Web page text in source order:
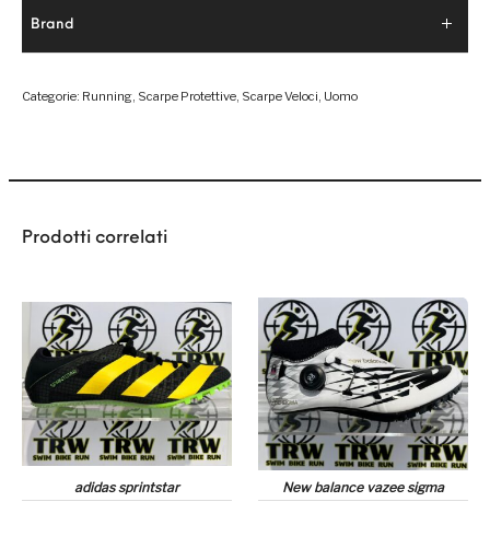
Brand
Categorie: Running, Scarpe Protettive, Scarpe Veloci, Uomo
Prodotti correlati
adidas sprintstar New balance vazee sigma